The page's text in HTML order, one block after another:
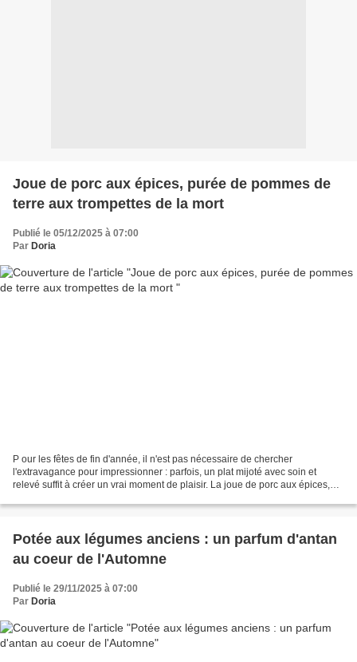
Joue de porc aux épices, purée de pommes de
terre aux trompettes de la mort
Publié le 05/12/2025 à 07:00
Par Doria
P our les fêtes de fin d'année, il n'est pas nécessaire de chercher
l'extravagance pour impressionner : parfois, un plat mijoté avec soin et
relevé suffit à créer un vrai moment de plaisir. La joue de porc aux épices,
Potée aux légumes anciens : un parfum d'antan
au coeur de l'Automne
Publié le 29/11/2025 à 07:00
Par Doria